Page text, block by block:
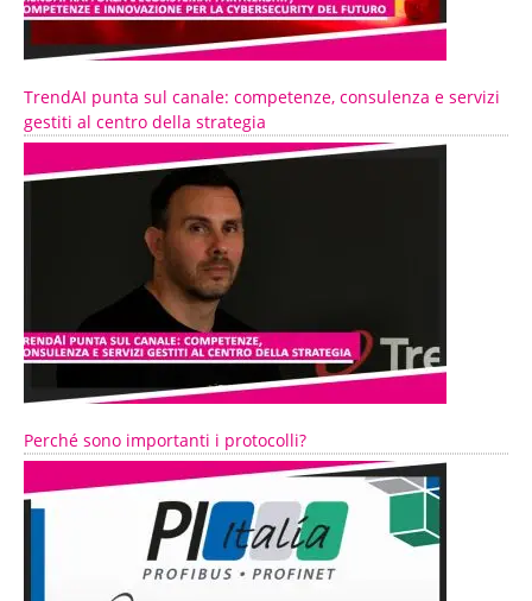
TrendAI punta sul canale: competenze, consulenza e servizi
gestiti al centro della strategia
Perché sono importanti i protocolli?